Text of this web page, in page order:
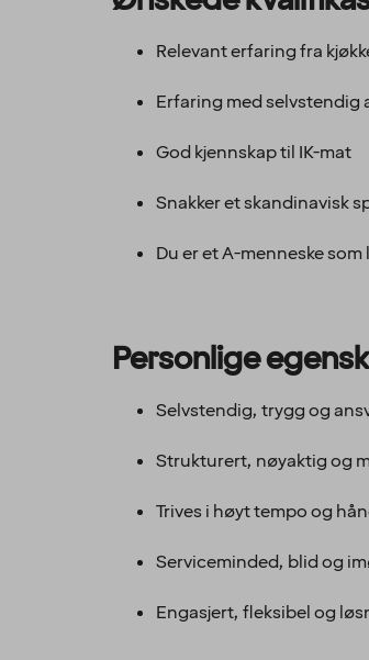
Relevant erfaring fra
Erfaring med selvstendig
God kjennskap til IK-mat
Snakker et skandinavisk
Du er et A-menneske
Personlige
Selvstendig, trygg og
Strukturert, nøyaktig og
Trives i høyt tempo og
Serviceminded, blid og
Engasjert, fleksibel og